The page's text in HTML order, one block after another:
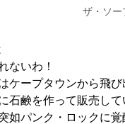
ザ・ソ
ないわ！
ケープタウンから飛
石鹸を作って販売し
如パンク・ロックに